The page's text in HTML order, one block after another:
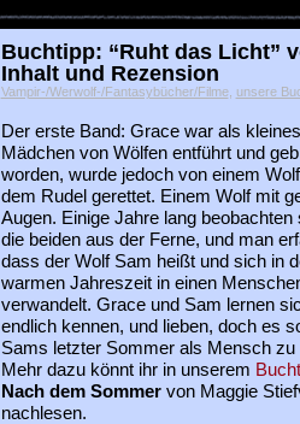
Buchtipp: “Ruht das Licht”
Inhalt und Rezension
Vampir-/Werwolf-/Fantasybücher/Filme, unsere
Der erste Band: Grace war als kleines
Mädchen von Wölfen entführt und
worden, wurde jedoch von einem
dem Rudel gerettet. Einem Wolf mit
Augen. Einige Jahre lang beobachten
die beiden aus der Ferne, und man
dass der Wolf Sam heißt und sich in
warmen Jahreszeit in einen
verwandelt. Grace und Sam lernen
endlich kennen, und lieben, doch es
Sams letzter Sommer als Mensch zu
Mehr dazu könnt ihr in unserem
Nach dem Sommervon Maggie
nachlesen.